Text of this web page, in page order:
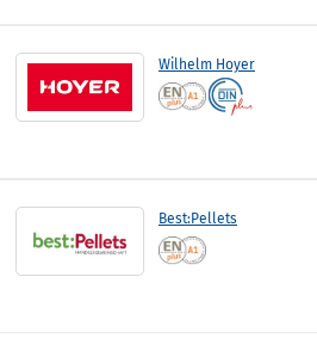
Wilhelm Hoyer
Best:Pellets